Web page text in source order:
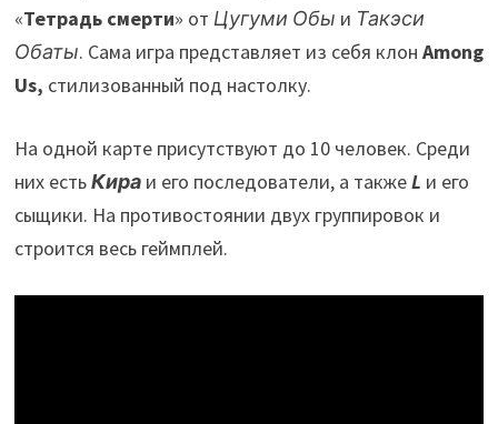
«Тетрадь смерти» от Цугуми Обы и Такэси
Обаты. Сама игра представляет из себя клон Among
Us, стилизованный под настолку.
На одной карте присутствуют до 10 человек. Среди
них естьКираи его последователи, а такжеL и его
сыщики. На противостоянии двух группировок и
строится весь геймплей.